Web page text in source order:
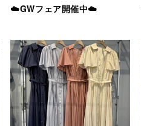
☁️GWフェア開催中☁️